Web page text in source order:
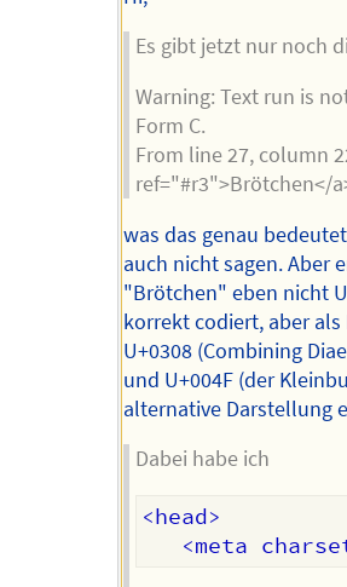
Es gibt jetzt nur noch
Warning: Text run is
Form C.
From line 27, column
ref="#r3">Brötchen</
was das genau
auch nicht sagen. Aber
"Brötchen" eben nicht
korrekt codiert, aber
U+0308 (Combining
und U+004F (der
alternative Darstellung
Dabei habe ich
<head>